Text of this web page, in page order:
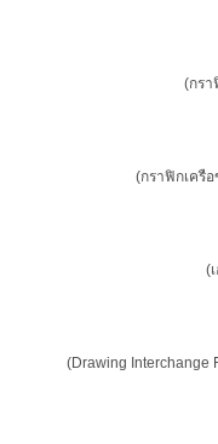
(กร
(กราฟิกเครื
(
(Drawing Interchange